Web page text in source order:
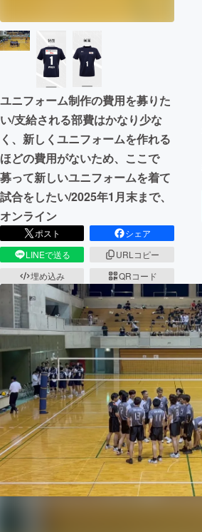
ユニフォーム制作の費用を募りた
い/支給される部費はかなり少な
く、新しくユニフォームを作れる
ほどの費用がないため、ここで
募って新しいユニフォームを着て
試合をしたい/2025年1月末まで、
オンライン
ポスト
シェア
LINEで送る
URLコピー
埋め込み
QRコード